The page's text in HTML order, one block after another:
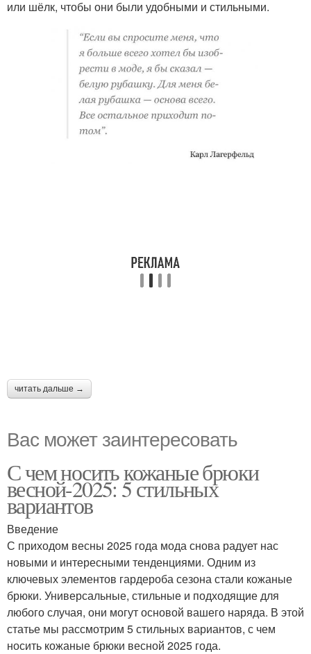
или шёлк, чтобы они были удобными и стильными.
читать дальше →
Вас может заинтересовать
С чем носить кожаные брюки
весной-2025: 5 стильных
вариантов
Введение
С приходом весны 2025 года мода снова радует нас
новыми и интересными тенденциями. Одним из
ключевых элементов гардероба сезона стали кожаные
брюки. Универсальные, стильные и подходящие для
любого случая, они могут основой вашего наряда. В этой
статье мы рассмотрим 5 стильных вариантов, с чем
носить кожаные брюки весной 2025 года.